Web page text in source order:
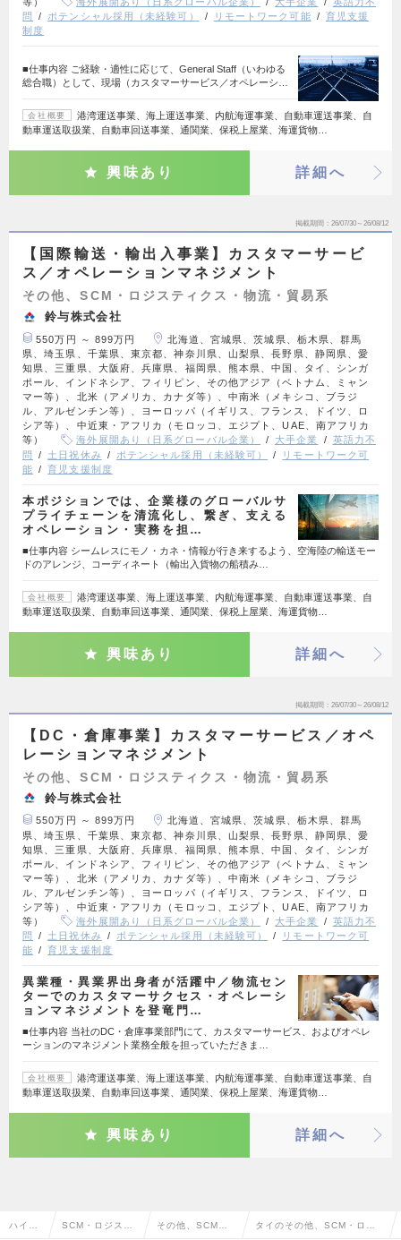
問
ポテンシャル採用（未経験可） リモートワーク可能
育児支援
制度
■仕事内容 ご経験・適性に応じて、General Staff（いわゆる
総合職）として、現場（カスタマーサービス／オペレーシ…
会社概要
港湾運送事業、海上運送事業、内航海運事業、自動車運送事業、自
動車運送取扱業、自動車回送事業、通関業、保税上屋業、海運貨物…
興味あり 詳細へ
掲載期間 26/07/30～26/08/12
【国際輸送・輸出入事業】カスタマーサービ
ス／オペレーションマネジメント
その他、SCM・ロジスティクス・物流・貿易系
鈴与株式会社
550万円 ～ 899万円
北海道、宮城県、茨城県、栃木県、群馬
県、埼玉県、千葉県、東京都、神奈川県、山梨県、長野県、静岡県、愛
知県、三重県、大阪府、兵庫県、福岡県、熊本県、中国、タイ、シンガ
ポール、インドネシア、フィリピン、その他アジア（ベトナム、ミャン
マー等）、北米（アメリカ、カナダ等）、中南米（メキシコ、ブラジ
ル、アルゼンチン等）、ヨーロッパ（イギリス、フランス、ドイツ、ロ
シア等）、中近東・アフリカ（モロッコ、エジプト、UAE、南アフリカ
等）
海外展開あり（日系グローバル企業） 大手企業
英語力不
問
土日祝休み ポテンシャル採用（未経験可）
リモートワーク可
能
育児支援制度
本ポジションでは、企業様のグローバルサ
プライチェーンを清流化し、繋ぎ、支える
オペレーション・実務を担…
■仕事内容 シームレスにモノ・カネ・情報が行き来するよう、空海陸の輸送モー
ドのアレンジ、コーディネート（輸出入貨物の船積み…
会社概要
港湾運送事業、海上運送事業、内航海運事業、自動車運送事業、自
動車運送取扱業、自動車回送事業、通関業、保税上屋業、海運貨物…
興味あり 詳細へ
掲載期間 26/07/30～26/08/12
【DC・倉庫事業】カスタマーサービス／オペ
レーションマネジメント
その他、SCM・ロジスティクス・物流・貿易系
鈴与株式会社
550万円 ～ 899万円
北海道、宮城県、茨城県、栃木県、群馬
県、埼玉県、千葉県、東京都、神奈川県、山梨県、長野県、静岡県、愛
知県、三重県、大阪府、兵庫県、福岡県、熊本県、中国、タイ、シンガ
ポール、インドネシア、フィリピン、その他アジア（ベトナム、ミャン
マー等）、北米（アメリカ、カナダ等）、中南米（メキシコ、ブラジ
ル、アルゼンチン等）、ヨーロッパ（イギリス、フランス、ドイツ、ロ
シア等）、中近東・アフリカ（モロッコ、エジプト、UAE、南アフリカ
等）
海外展開あり（日系グローバル企業） 大手企業
英語力不
問
土日祝休み ポテンシャル採用（未経験可）
リモートワーク可
能
育児支援制度
異業種・異業界出身者が活躍中／物流セン
ターでのカスタマーサクセス・オペレーシ
ョンマネジメントを登竜門…
■仕事内容 当社のDC・倉庫事業部門にて、カスタマーサービス、およびオペレ
ーションのマネジメント業務全般を担っていただきま…
会社概要
港湾運送事業、海上運送事業、内航海運事業、自動車運送事業、自
動車運送取扱業、自動車回送事業、通関業、保税上屋業、海運貨物…
興味あり 詳細へ
ハイク SCM・ロジステ その他、SCM・ タイのその他、SCM・ロジ